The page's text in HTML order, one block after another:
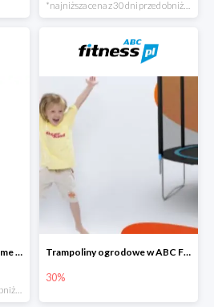
Stojak do koszykówki Lifetime NEW YORK 90000 Trampoliny ogrodowe w ABC Fitness do -30%
30%